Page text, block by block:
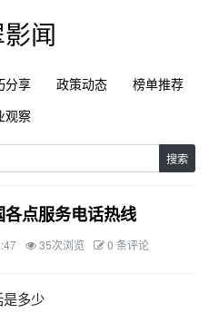
闻
分享 政策动态
榜单推荐
观察
搜索
点服务电话热线
35次浏览 0 条评论
多少